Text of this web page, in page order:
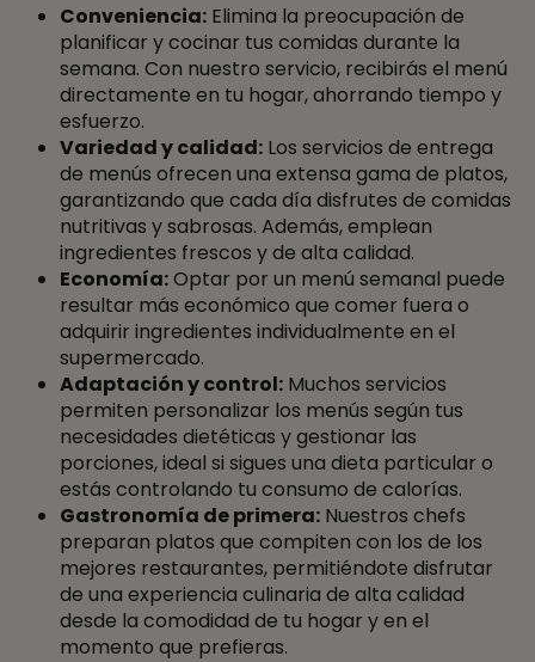
Conveniencia: Elimina la preocupación de
planificar y cocinar tus comidas durante la
semana. Con nuestro servicio, recibirás el menú
directamente en tu hogar, ahorrando tiempo y
esfuerzo.
Variedad y calidad: Los servicios de entrega
de menús ofrecen una extensa gama de platos,
garantizando que cada día disfrutes de comidas
nutritivas y sabrosas. Además, emplean
ingredientes frescos y de alta calidad.
Economía:Optar por un menú semanal puede
resultar más económico que comer fuera o
adquirir ingredientes individualmente en el
supermercado.
Adaptación y control: Muchos servicios
permiten personalizar los menús según tus
necesidades dietéticas y gestionar las
porciones, ideal si sigues una dieta particular o
estás controlando tu consumo de calorías.
Gastronomía de primera: Nuestros chefs
preparan platos que compiten con los de los
mejores restaurantes, permitiéndote disfrutar
de una experiencia culinaria de alta calidad
desde la comodidad de tu hogar y en el
momento que prefieras.